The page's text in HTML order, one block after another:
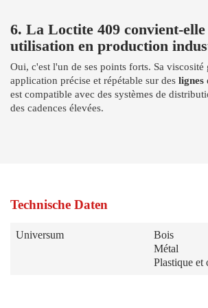
6. La Loctite 409 convient-
utilisation en production
Oui, c'est l'un de ses points forts. Sa viscosité
application précise et répétable sur des lignes
est compatible avec des systèmes de
des cadences élevées.
Technische Daten
Universum
Bois
Métal
Plastique et